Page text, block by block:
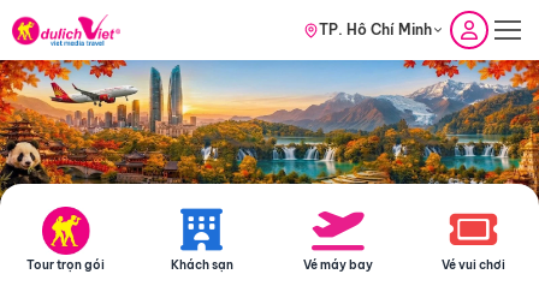
TP. Hồ Chí Minh
Tour trọn gói Khách sạn Vé máy bay Vé vui chơi